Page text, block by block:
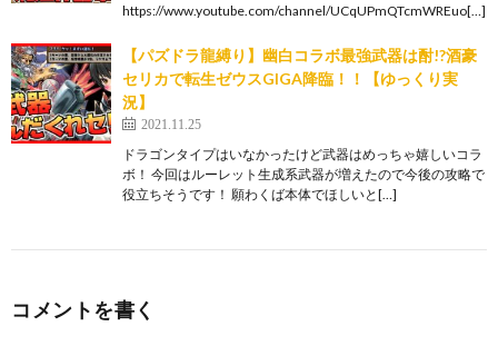
https://www.youtube.com/channel/UCqUPmQTcmWREuo[…]
【パズドラ龍縛り】幽白コラボ最強武器は酎!?酒豪
セリカで転生ゼウスGIGA降臨！！【ゆっくり実
況】
2021.11.25
ドラゴンタイプはいなかったけど武器はめっちゃ嬉しいコラ
ボ！ 今回はルーレット生成系武器が増えたので今後の攻略で
役立ちそうです！ 願わくば本体でほしいと[…]
コメントを書く